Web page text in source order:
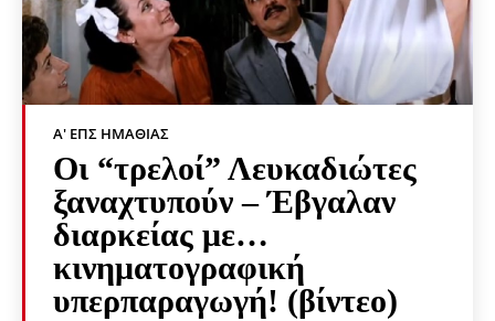
Α' ΕΠΣ ΗΜΑΘΊΑΣ
Οι “τρελοί” Λευκαδιώτες
ξαναχτυπούν – Έβγαλαν
διαρκείας με…
κινηματογραφική
υπερπαραγωγή! (βίντεο)